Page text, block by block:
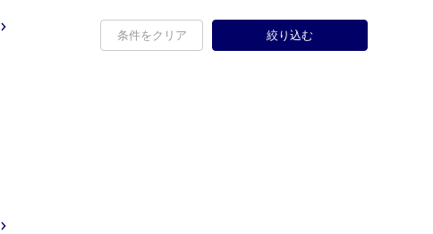
条件をクリア 絞り込む